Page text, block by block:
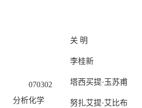
070302
分析化学
关 明
李桂新
塔西买提·玉苏甫
努扎艾提·艾比布